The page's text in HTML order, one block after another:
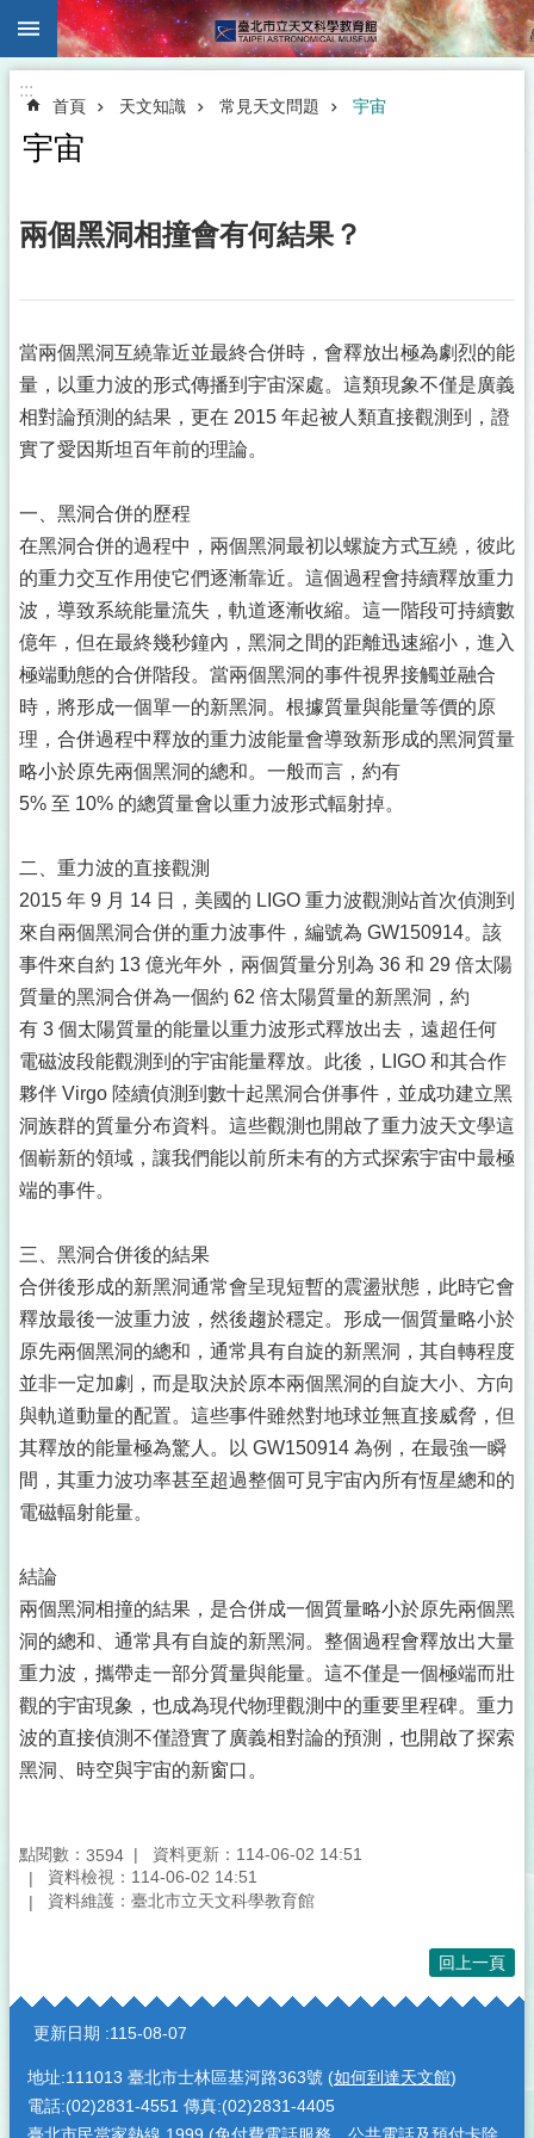
跳到主要內容區塊
:::
首頁 天文知識 常見天文問題 宇宙
宇宙
兩個黑洞相撞會有何結果？
當兩個黑洞互繞靠近並最終合併時，會釋放出極為劇烈的能
量，以重力波的形式傳播到宇宙深處。這類現象不僅是廣義
相對論預測的結果，更在 2015 年起被人類直接觀測到，證
實了愛因斯坦百年前的理論。
一、黑洞合併的歷程
在黑洞合併的過程中，兩個黑洞最初以螺旋方式互繞，彼此
的重力交互作用使它們逐漸靠近。這個過程會持續釋放重力
波，導致系統能量流失，軌道逐漸收縮。這一階段可持續數
億年，但在最終幾秒鐘內，黑洞之間的距離迅速縮小，進入
極端動態的合併階段。當兩個黑洞的事件視界接觸並融合
時，將形成一個單一的新黑洞。根據質量與能量等價的原
理，合併過程中釋放的重力波能量會導致新形成的黑洞質量
略小於原先兩個黑洞的總和。一般而言，約有
5% 至 10% 的總質量會以重力波形式輻射掉。
二、重力波的直接觀測
2015 年 9 月 14 日，美國的 LIGO 重力波觀測站首次偵測到
來自兩個黑洞合併的重力波事件，編號為 GW150914。該
事件來自約 13 億光年外，兩個質量分別為 36 和 29 倍太陽
質量的黑洞合併為一個約 62 倍太陽質量的新黑洞，約
有 3 個太陽質量的能量以重力波形式釋放出去，遠超任何
電磁波段能觀測到的宇宙能量釋放。此後，LIGO 和其合作
夥伴 Virgo 陸續偵測到數十起黑洞合併事件，並成功建立黑
洞族群的質量分布資料。這些觀測也開啟了重力波天文學這
個嶄新的領域，讓我們能以前所未有的方式探索宇宙中最極
端的事件。
三、黑洞合併後的結果
合併後形成的新黑洞通常會呈現短暫的震盪狀態，此時它會
釋放最後一波重力波，然後趨於穩定。形成一個質量略小於
原先兩個黑洞的總和，通常具有自旋的新黑洞，其自轉程度
並非一定加劇，而是取決於原本兩個黑洞的自旋大小、方向
與軌道動量的配置。這些事件雖然對地球並無直接威脅，但
其釋放的能量極為驚人。以 GW150914 為例，在最強一瞬
間，其重力波功率甚至超過整個可見宇宙內所有恆星總和的
電磁輻射能量。
結論
兩個黑洞相撞的結果，是合併成一個質量略小於原先兩個黑
洞的總和、通常具有自旋的新黑洞。整個過程會釋放出大量
重力波，攜帶走一部分質量與能量。這不僅是一個極端而壯
觀的宇宙現象，也成為現代物理觀測中的重要里程碑。重力
波的直接偵測不僅證實了廣義相對論的預測，也開啟了探索
黑洞、時空與宇宙的新窗口。
點閱數： 3594
資料更新：114-06-02 14:51
資料檢視：114-06-02 14:51
資料維護：臺北市立天文科學教育館
回上一頁
:::
更新日期 115-08-07
地址:111013 臺北市士林區基河路363號 (如何到達天文館)
電話:(02)2831-4551 傳真:(02)2831-4405
臺北市民當家熱線 1999 (免付費電話服務，公共電話及預付卡除